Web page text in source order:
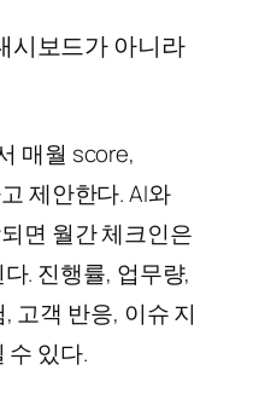
시보드가 아니라
매월 score,
제안한다. AI와
면 월간 체크인은
. 진행률, 업무량,
고객 반응, 이슈 지
수 있다.